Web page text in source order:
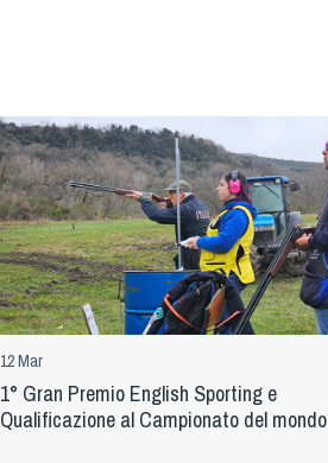
12 Mar
1° Gran Premio English Sporting e
Qualificazione al Campionato del mondo